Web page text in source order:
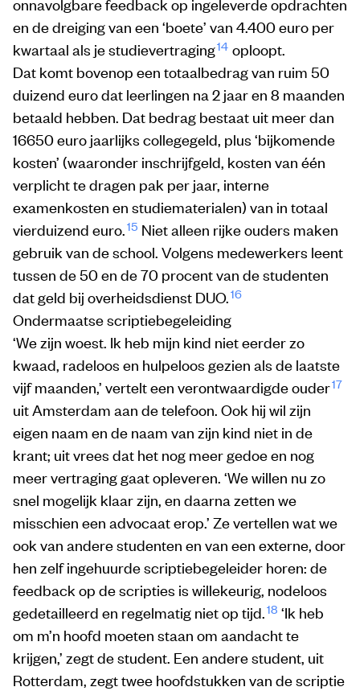
en de dreiging van een ‘boete’ van 4.400 euro per
kwartaal als je studievertraging14 oploopt.
Dat komt bovenop een totaalbedrag van ruim 50
duizend euro dat leerlingen na 2 jaar en 8 maanden
betaald hebben. Dat bedrag bestaat uit meer dan
16650 euro jaarlijks collegegeld, plus ‘bijkomende
kosten’ (waaronder inschrijfgeld, kosten van één
verplicht te dragen pak per jaar, interne
examenkosten en studiematerialen) van in totaal
vierduizend euro.15 Niet alleen rijke ouders maken
gebruik van de school. Volgens medewerkers leent
tussen de 50 en de 70 procent van de studenten
dat geld bij overheidsdienst DUO.16
Ondermaatse scriptiebegeleiding
‘We zijn woest. Ik heb mijn kind niet eerder zo
kwaad, radeloos en hulpeloos gezien als de laatste
vijf maanden,’ vertelt een verontwaardigde ouder17
uit Amsterdam aan de telefoon. Ook hij wil zijn
eigen naam en de naam van zijn kind niet in de
krant; uit vrees dat het nog meer gedoe en nog
meer vertraging gaat opleveren. ‘We willen nu zo
snel mogelijk klaar zijn, en daarna zetten we
misschien een advocaat erop.’ Ze vertellen wat we
ook van andere studenten en van een externe, door
hen zelf ingehuurde scriptiebegeleider horen: de
feedback op de scripties is willekeurig, nodeloos
gedetailleerd en regelmatig niet op tijd.18 ‘Ik heb
om m’n hoofd moeten staan om aandacht te
krijgen,’ zegt de student. Een andere student, uit
Rotterdam, zegt twee hoofdstukken van de scriptie